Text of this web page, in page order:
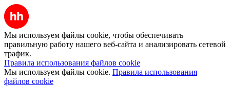
Мы используем файлы cookie, чтобы обеспечивать
правильную работу нашего веб-сайта и анализировать сетевой
трафик.
Правила использования файлов cookie
Мы используем файлы cookie. Правила использования
файлов cookie